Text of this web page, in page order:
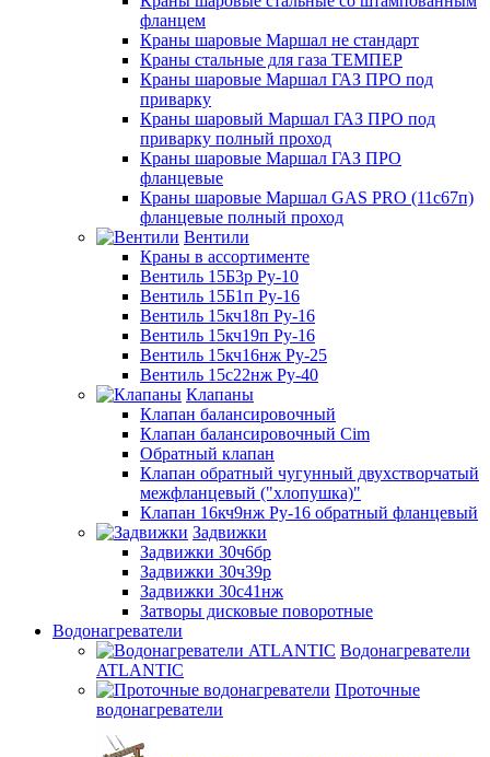
фланцем
Краны шаровые Маршал не стандарт
Краны стальные для газа ТЕМПЕР
Краны шаровые Маршал ГАЗ ПРО под
приварку
Краны шаровый Маршал ГАЗ ПРО под
приварку полный проход
Краны шаровые Маршал ГАЗ ПРО
фланцевые
Краны шаровые Маршал GAS PRO (11с67п)
фланцевые полный проход
Вентили
Краны в ассортименте
Вентиль 15Б3р Ру-10
Вентиль 15Б1п Ру-16
Вентиль 15кч18п Ру-16
Вентиль 15кч19п Ру-16
Вентиль 15кч16нж Ру-25
Вентиль 15с22нж Ру-40
Клапаны
Клапан балансировочный
Клапан балансировочный Cim
Обратный клапан
Клапан обратный чугунный двухстворчатый
межфланцевый ("хлопушка)"
Клапан 16кч9нж Ру-16 обратный фланцевый
Задвижки
Задвижки 30ч6бр
Задвижки 30ч39р
Задвижки 30с41нж
Затворы дисковые поворотные
Водонагреватели
Водонагреватели
ATLANTIC
Проточные
водонагреватели